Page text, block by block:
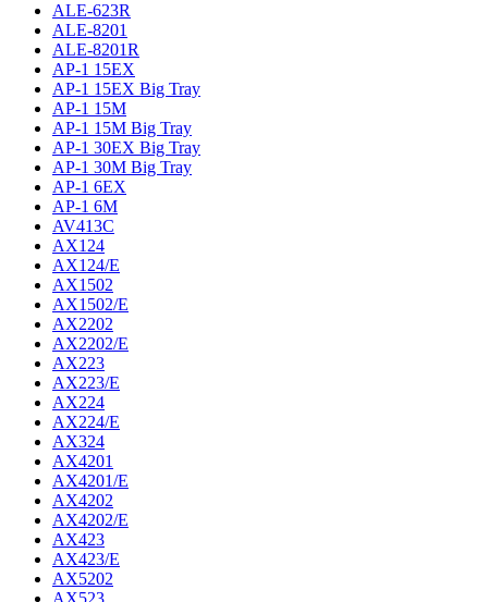
ALE-623R
ALE-8201
ALE-8201R
AP-1 15EX
AP-1 15EX Big Tray
AP-1 15M
AP-1 15M Big Tray
AP-1 30EX Big Tray
AP-1 30M Big Tray
AP-1 6EX
AP-1 6M
AV413C
AX124
AX124/E
AX1502
AX1502/E
AX2202
AX2202/E
AX223
AX223/E
AX224
AX224/E
AX324
AX4201
AX4201/E
AX4202
AX4202/E
AX423
AX423/E
AX5202